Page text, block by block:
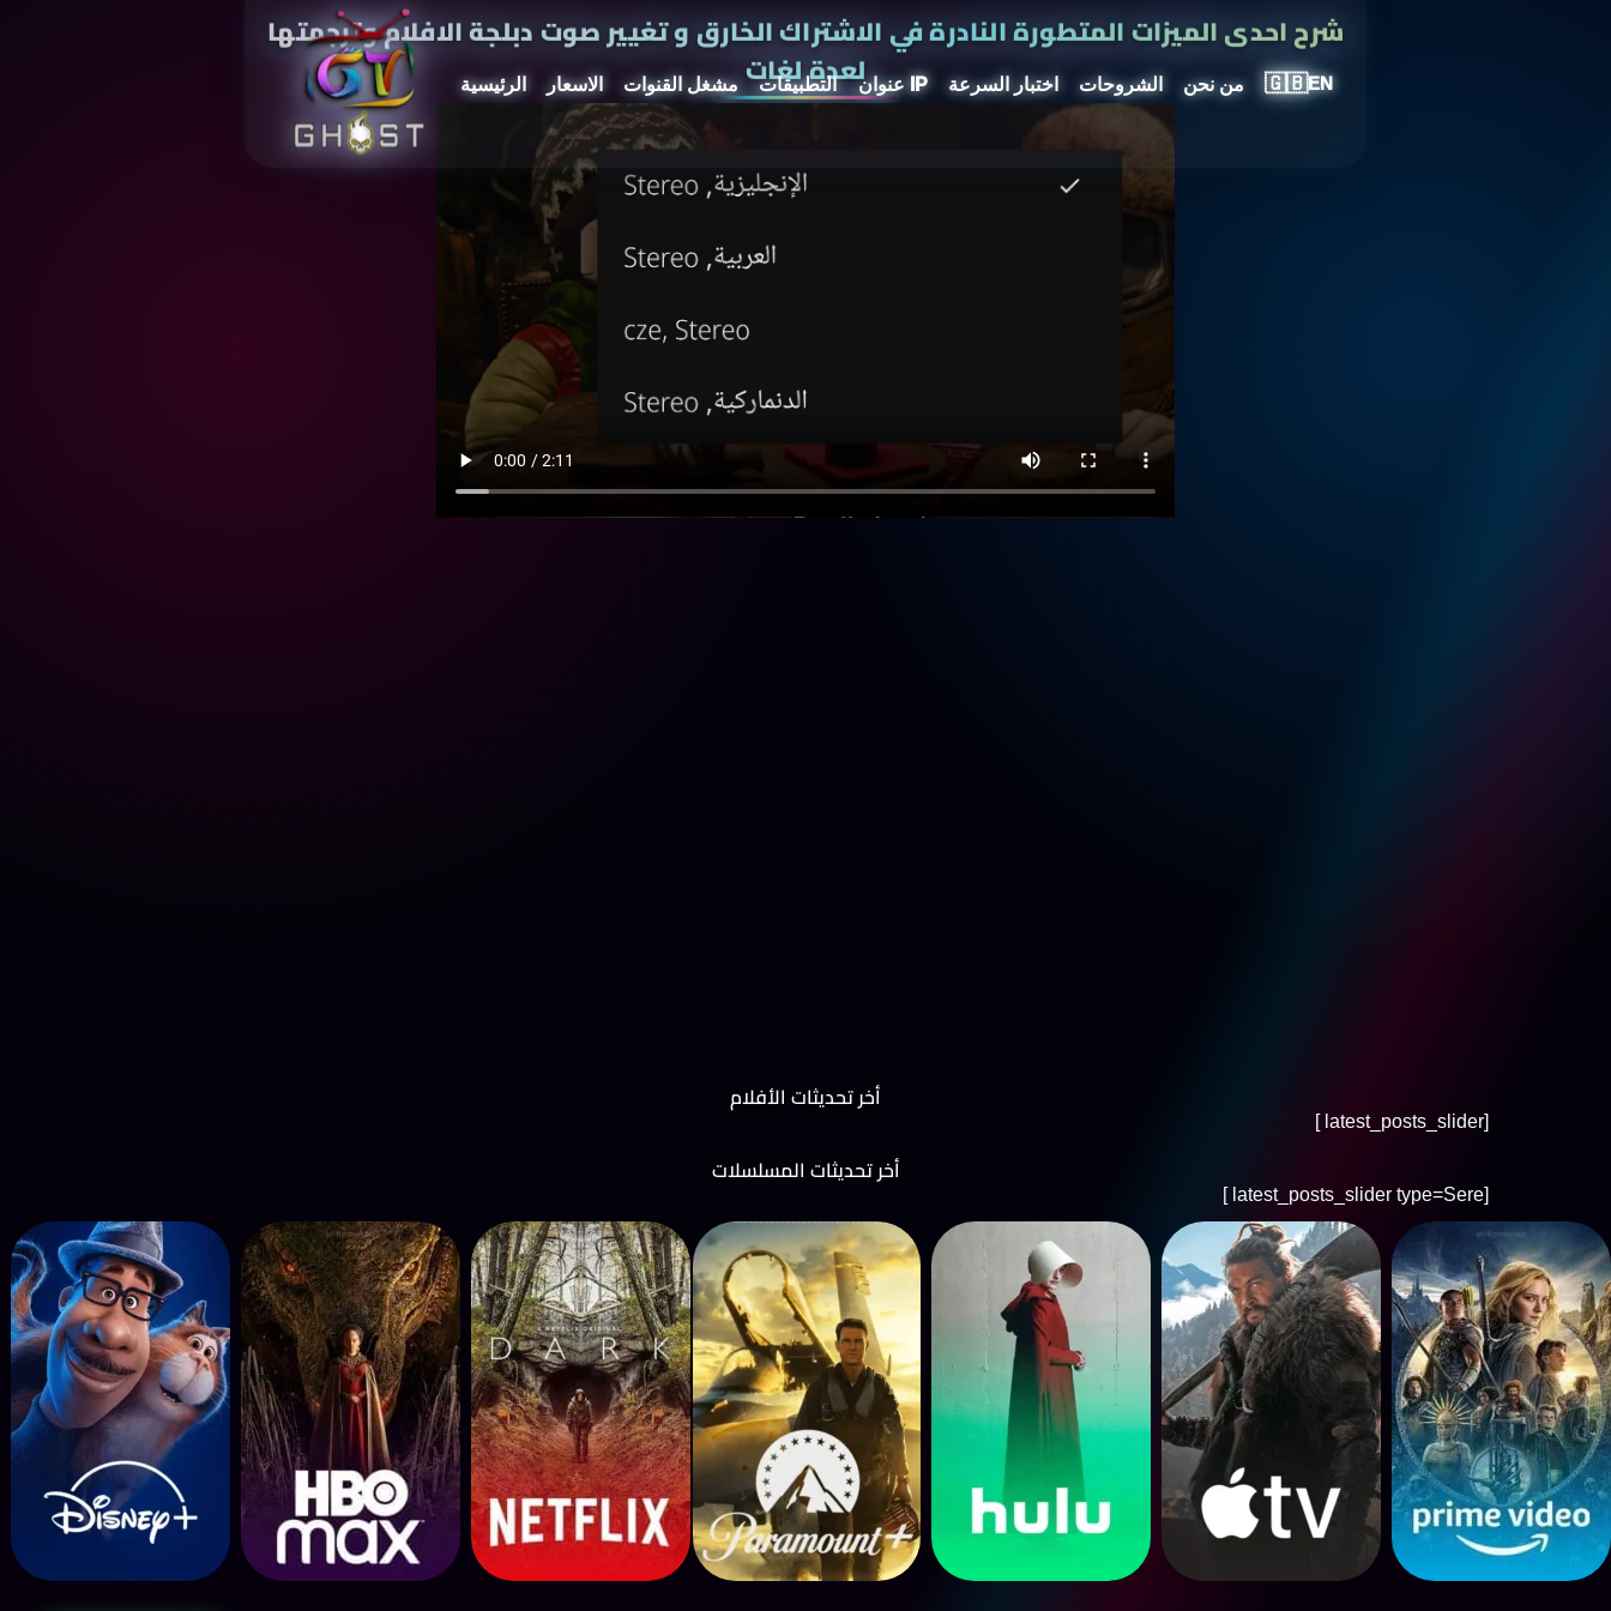
الرئيسية الاسعار مشغل القنوات التطبيقات عنوان IP اختبار السرعة الشروحات من نحن 🇬🇧EN
شرح احدى الميزات المتطورة النادرة في الاشتراك الخارقو تغيير صوت دبلجة الافلام وترجمتها
لعدة لغات
أخر تحديثات الأفلام
[latest_posts_slider ]
أخر تحديثات المسلسلات
[latest_posts_slider type=Sere ]